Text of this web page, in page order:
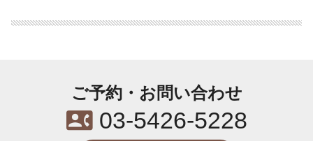
ご予約・お問い合わせ
contact_phone03-5426-5228